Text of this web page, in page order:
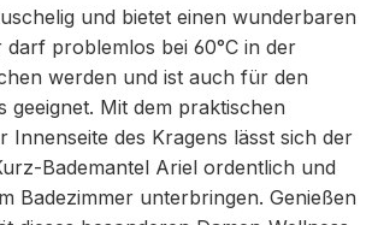
und bietet einen wunderbaren
problemlos bei 60°C in der
werden und ist auch für den
geeignet. Mit dem praktischen
Innenseite des Kragens lässt sich der
Bademantel Ariel ordentlich und
Badezimmer unterbringen. Genießen